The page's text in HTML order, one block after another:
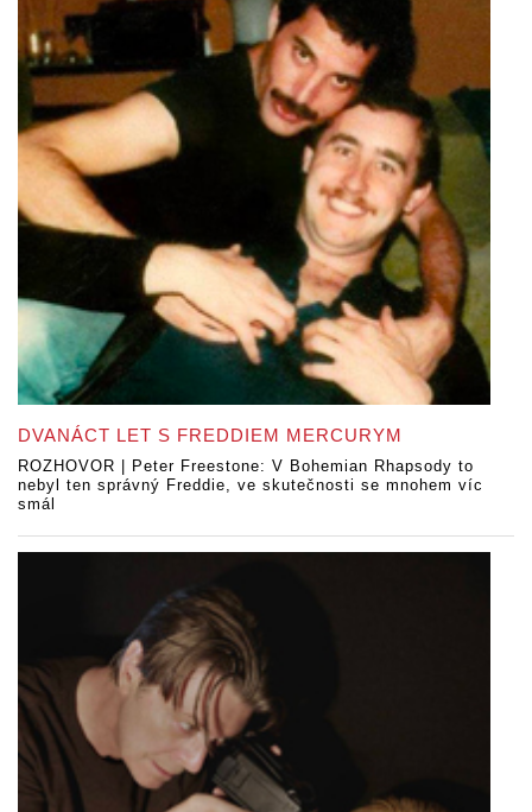
DVANÁCT LET S FREDDIEM MERCURYM
ROZHOVOR | Peter Freestone: V Bohemian Rhapsody to
nebyl ten správný Freddie, ve skutečnosti se mnohem víc
smál